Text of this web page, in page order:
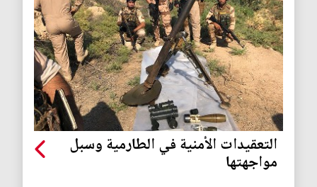
التعقيدات الأمنية في الطارمية وسبل
مواجهتها